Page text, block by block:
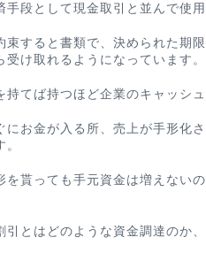
手段として現金取引と並んで使
束すると書類で、決められた期
受け取れるようになっています。
持てば持つほど企業のキャッシ
にお金が入る所、売上が手形化
を貰っても手元資金は増えないの
引とはどのような資金調達のか